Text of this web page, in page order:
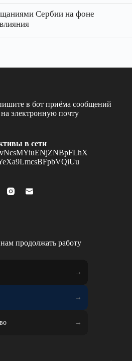
Сербии на фоне
в бот приёма сообщений
на электронную почту
в сети
продолжать работу